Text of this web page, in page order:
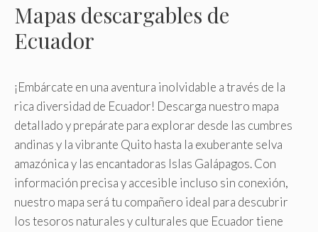
Mapas descargables de
Ecuador
¡Embárcate en una aventura inolvidable a través de la
rica diversidad de Ecuador! Descarga nuestro mapa
detallado y prepárate para explorar desde las cumbres
andinas y la vibrante Quito hasta la exuberante selva
amazónica y las encantadoras Islas Galápagos. Con
información precisa y accesible incluso sin conexión,
nuestro mapa será tu compañero ideal para descubrir
los tesoros naturales y culturales que Ecuador tiene